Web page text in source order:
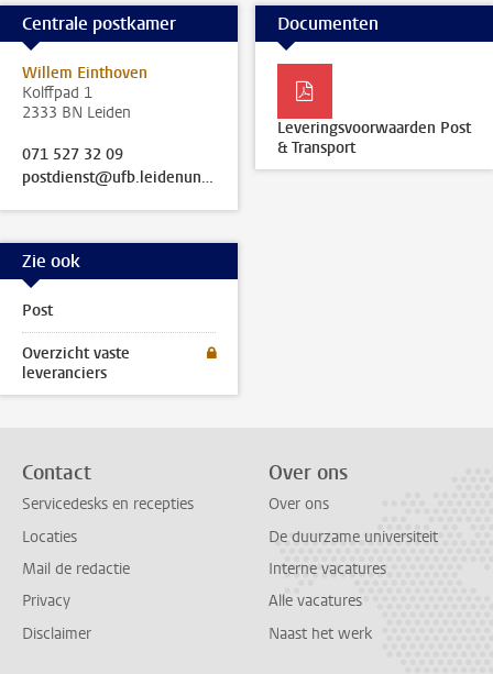
Centrale postkamer
Willem Einthoven
Kolffpad 1
2333 BN Leiden
071 527 32 09
postdienst@ufb.leidenuniv.nl
Documenten
Leveringsvoorwaarden Post
& Transport
Zie ook
Post
Overzicht vaste
leveranciers
Contact
Servicedesks en recepties
Locaties
Mail de redactie
Privacy
Disclaimer
Over ons
Over ons
De duurzame universiteit
Interne vacatures
Alle vacatures
Naast het werk